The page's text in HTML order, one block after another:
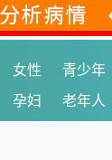
女性
青少年
孕妇 老年人